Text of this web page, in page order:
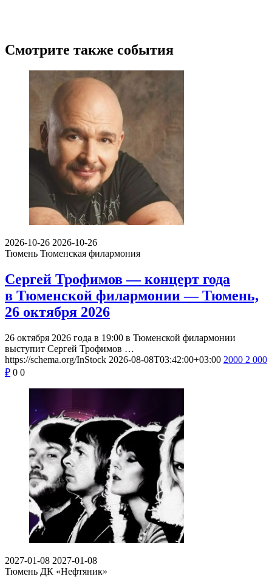
Смотрите также события
2026-10-26 2026-10-26
Тюмень Тюменская филармония
Сергей Трофимов — концерт года
в Тюменской филармонии — Тюмень,
26 октября 2026
26 октября 2026 года в 19:00 в Тюменской филармонии
выступит Сергей Трофимов …
https://schema.org/InStock 2026-08-08T03:42:00+03:00 2000 2 000
₽ 0 0
2027-01-08 2027-01-08
Тюмень ДК «Нефтяник»